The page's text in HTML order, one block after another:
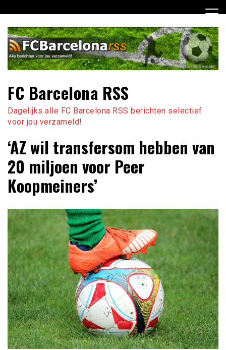
naar
inhoud
FC Barcelona RSS
Dagelijks alle FC Barcelona RSS berichten selectief
voor jou verzameld!
‘AZ wil transfersom hebben van
20 miljoen voor Peer
Koopmeiners’